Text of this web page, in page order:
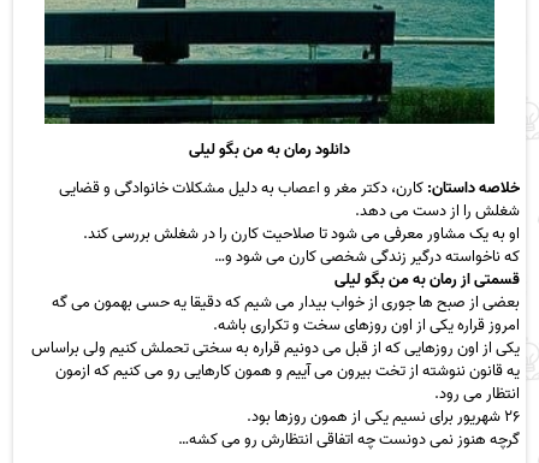
دانلود رمان به من بگو لیلی
خلاصه داستان:کارن، دکتر مغر و اعصاب به دلیل مشکلات خانوادگی و قضایی
شغلش را از دست می دهد.
او به یک مشاور معرفی می شود تا صلاحیت کارن را در شغلش بررسی کند.
که ناخواسته درگیر زندگی شخصی کارن می شود و…
قسمتی از رمان به من بگو لیلی
بعضی از صبح ها جوری از خواب بیدار می شیم که دقیقا یه حسی بهمون می گه‬
امروز قراره یکی از اون روزهای سخت و تکراری باشه.
یکی از اون روزهایی‬ که از قبل می دونیم قراره به سختی تحملش کنیم ولی براساس
یه قانون ننوشته از‬ تخت بیرون می آییم و همون کارهایی رو می کنیم که ازمون
انتظار می رود.‬
۲۶ شهریور برای نسیم یکی از همون روزها بود.
گرچه هنوز نمی دونست چه‬ اتفاقی انتظارش رو می کشه…